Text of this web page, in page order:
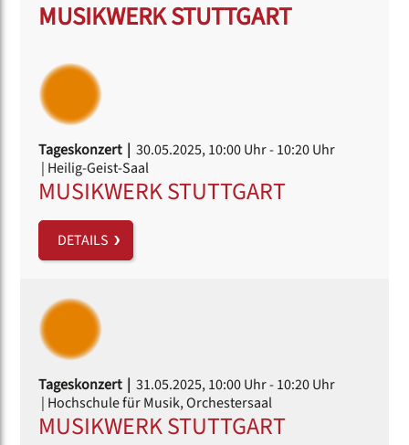
MUSIKWERK STUTTGART
Tageskonzert | 30.05.2025, 10:00 Uhr- 10:20 Uhr
| Heilig-Geist-Saal
MUSIKWERK STUTTGART
DETAILS
Tageskonzert | 31.05.2025, 10:00 Uhr- 10:20 Uhr
| Hochschule für Musik, Orchestersaal
MUSIKWERK STUTTGART